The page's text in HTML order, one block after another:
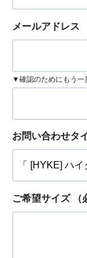
メールアドレス
▼確認のためにもう一
お問い合わせタ
ご希望サイズ （